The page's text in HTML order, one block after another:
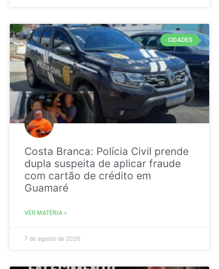
CIDADES
Costa Branca: Polícia Civil prende
dupla suspeita de aplicar fraude
com cartão de crédito em
Guamaré
VER MATÉRIA »
7 de agosto de 2026